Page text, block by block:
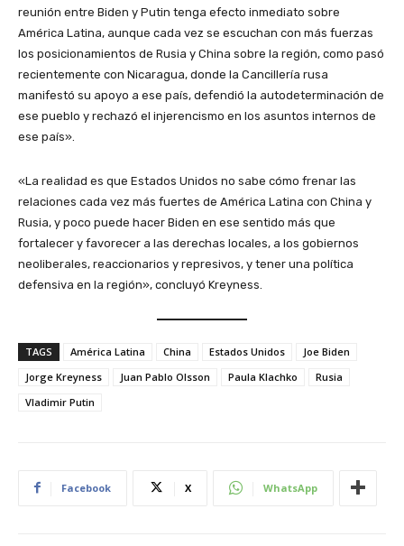
reunión entre Biden y Putin tenga efecto inmediato sobre
América Latina, aunque cada vez se escuchan con más fuerzas
los posicionamientos de Rusia y China sobre la región, como pasó
recientemente con Nicaragua, donde la Cancillería rusa
manifestó su apoyo a ese país, defendió la autodeterminación de
ese pueblo y rechazó el injerencismo en los asuntos internos de
ese país».
«La realidad es que Estados Unidos no sabe cómo frenar las
relaciones cada vez más fuertes de América Latina con China y
Rusia, y poco puede hacer Biden en ese sentido más que
fortalecer y favorecer a las derechas locales, a los gobiernos
neoliberales, reaccionarios y represivos, y tener una política
defensiva en la región», concluyó Kreyness.
TAGS América Latina China Estados Unidos
Joe Biden
Jorge Kreyness
Juan Pablo Olsson Paula Klachko
Rusia
Vladimir Putin
Facebook X WhatsApp